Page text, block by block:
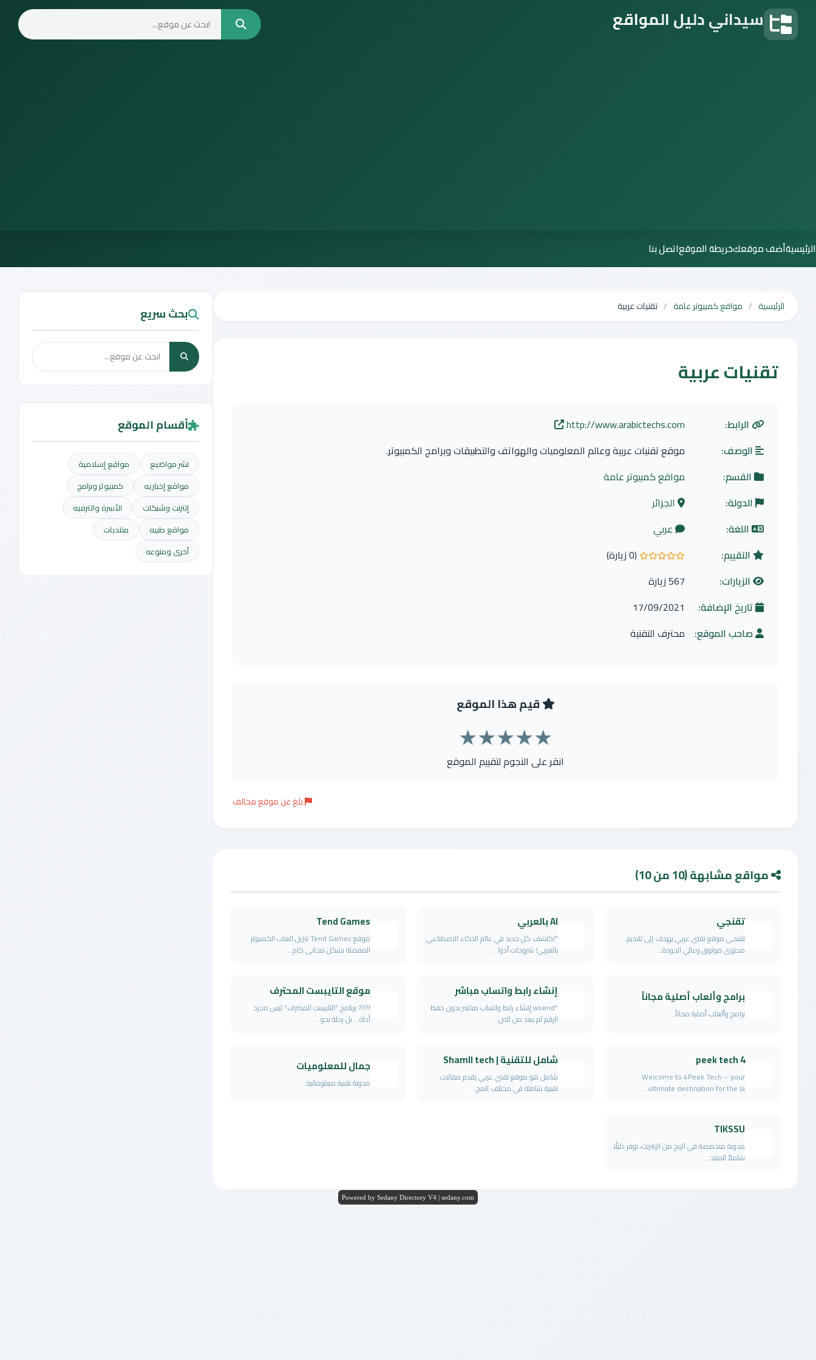
سيداني دليل المواقع
الرئيسيةأضف موقعكخريطة الموقعاتصل بنا
الرئيسية مواقع كمبيوتر عامة تقنيات عربية
تقنيات عربية
الرابط:
http://www.arabictechs.com
الوصف:
موقع تقنيات عربية وعالم المعلوميات والهواتف والتطبيقات وبرامج الكمبيوتر.
القسم:
مواقع كمبيوتر عامة
الدولة:
الجزائر
اللغة:
عربي
التقييم:
0.0 من 5 نجوم
(0 زيارة)
الزيارات:
567 زيارة
تاريخ الإضافة:
17/09/2021
صاحب الموقع: محترف التقنية
قيم هذا الموقع
★
★
★
★
★
انقر على النجوم لتقييم الموقع
بلغ عن موقع مخالف
مواقع مشابهة (10 من 10)
تقنجي
تقنجي موقع تقني عربي يهدف إلى تقديم
محتوى موثوق وعالي الجودة...
AI بالعربي
"اكتشف كل جديد في عالم الذكاء الاصطناعي
بالعربي! شروحات أدوا...
Tend Games
موقع Tend Games تنزيل العاب الكمبيوتر
المفضلة بشكل مجانى كام...
برامج وألعاب أصلية مجاناً
برامج وألعاب أصلية مجاناً...
إنشاء رابط واتساب مباشر
"wsend إنشاء رابط واتساب مباشر بدون حفظ
الرقم لم يعد من الض...
موقع التايبست المحترف
???? برنامج "التايبست المحترف" ليس مجرد
أداة... بل رحلة نحو...
4 peek tech
Welcome to 4Peek Tech – your
ultimate destination for the la...
شامل للتقنية | Shamll tech
شامل هو موقع تقني عربي يقدم مقالات
تقنية شاملة في مختلف المج...
جمال للمعلوميات
مدونة تقنية معلوماتية...
TIKSSU
مدونة متخصصة في الربح من الإنترنت، توفر دليلًا
شاملاً للمبتد...
بحث سريع
أقسام الموقع
نشر مواضيع
مواقع إسلامية
مواقع إخباريه
كمبيوتر وبرامج
إنترنت وشبكات
الأسرة والترفيه
مواقع طبيه
منتديات
أخرى ومنوعه
Powered by Sedany Directory V4 | sedany.com